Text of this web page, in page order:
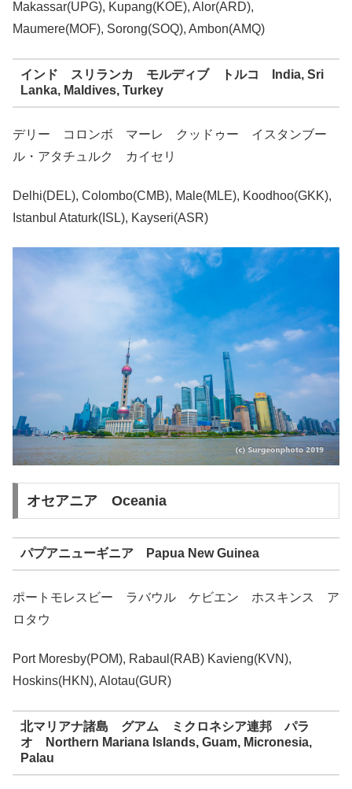
Makassar(UPG), Kupang(KOE), Alor(ARD),
Maumere(MOF), Sorong(SOQ), Ambon(AMQ)
インド スリランカ モルディブ トルコ India, Sri
Lanka, Maldives, Turkey
デリー コロンボ マーレ クッドゥー イスタンブー
ル・アタチュルク カイセリ
Delhi(DEL), Colombo(CMB), Male(MLE), Koodhoo(GKK),
Istanbul Ataturk(ISL), Kayseri(ASR)
オセアニア Oceania
パプアニューギニア Papua New Guinea
ポートモレスビー ラバウル ケビエン ホスキンス ア
ロタウ
Port Moresby(POM), Rabaul(RAB) Kavieng(KVN),
Hoskins(HKN), Alotau(GUR)
北マリアナ諸島 グアム ミクロネシア連邦 パラ
オ Northern Mariana Islands, Guam, Micronesia,
Palau